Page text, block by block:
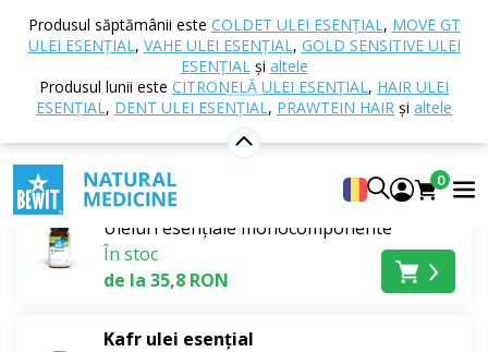
Produsul săptămânii este COLDET ULEI ESENȚIAL, MOVE GT
ULEI ESENȚIAL, VAHE ULEI ESENȚIAL, GOLD SENSITIVE ULEI
ESENȚIALși altele
Produsul lunii este CITRONELĂ ULEI ESENȚIAL, HAIR ULEI
ESENȚIAL, DENT ULEI ESENȚIAL, PRAWTEIN HAIR și altele
0
Acasă E-shop
Uleiuri esențiale monocomponente
Proaspăt
Proaspăt
Cele mai bine vândute
Bergamotă RAW ulei esențial
Uleiuri esențiale monocomponente
În stoc
de la 35,8 RON
Kafr ulei esențial